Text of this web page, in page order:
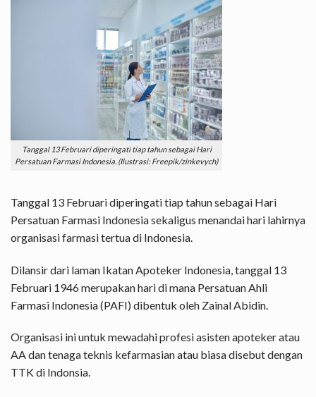
Tanggal 13 Februari diperingati tiap tahun sebagai Hari
Persatuan Farmasi Indonesia. (Ilustrasi: Freepik/zinkevych)
Tanggal 13 Februari diperingati tiap tahun sebagai Hari
Persatuan Farmasi Indonesia sekaligus menandai hari lahirnya
organisasi farmasi tertua di Indonesia.
Dilansir dari laman Ikatan Apoteker Indonesia, tanggal 13
Februari 1946 merupakan hari di mana Persatuan Ahli
Farmasi Indonesia (PAFI) dibentuk oleh Zainal Abidin.
Organisasi ini untuk mewadahi profesi asisten apoteker atau
AA dan tenaga teknis kefarmasian atau biasa disebut dengan
TTK di Indonsia.